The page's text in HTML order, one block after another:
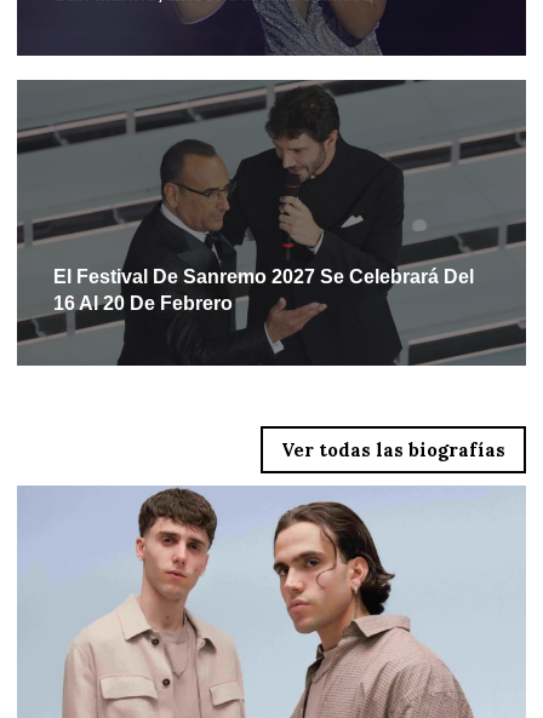
El Festival De Sanremo 2027 Se Celebrará Del
16 Al 20 De Febrero
Ver todas las biografías